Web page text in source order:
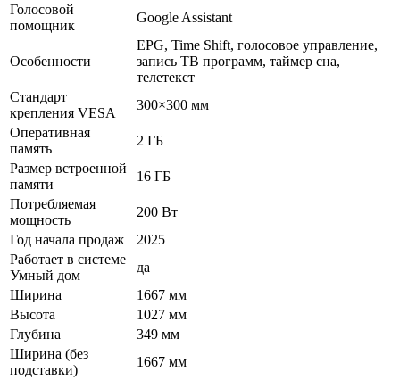
Голосовой
помощник
Google Assistant
Особенности
EPG, Time Shift, голосовое управление,
запись ТВ программ, таймер сна,
телетекст
Стандарт
крепления VESA
300×300 мм
Оперативная
память
2 ГБ
Размер встроенной
памяти
16 ГБ
Потребляемая
мощность
200 Вт
Год начала продаж
2025
Работает в системе
Умный дом
да
Ширина
1667 мм
Высота
1027 мм
Глубина
349 мм
Ширина (без
подставки)
1667 мм